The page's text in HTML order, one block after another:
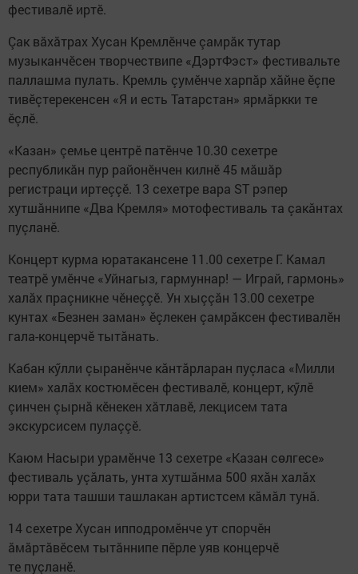
фестивалӗ иртӗ.
Çак вăхăтрах Хусан Кремлӗнче çамрăк тутар
музыканчӗсен творчествипе «ДэртФэст» фестивальте
паллашма пулать. Кремль çумĕнче харпăр хăйне ĕçпе
тивĕçтерекенсен «Я и есть Татарстан» ярмăркки те
ĕçлĕ.
«Казан» çемье центрӗ патӗнче 10.30 сехетре
республикӑн пур районӗнчен килнĕ 45 мӑшӑр
регистраци иртеççӗ. 13 сехетре вара ST рэпер
хутшӑннипе «Два Кремля» мотофестиваль та çакăнтах
пуçланĕ.
Концерт курма юратакансене 11.00 сехетре Г. Камал
театрӗ умӗнче «Уйнагыз, гармуннар! — Играй, гармонь»
халăх праçникне чĕнеççĕ. Ун хыççăн 13.00 сехетре
кунтах «Безнен заман» ӗçлекен çамрăксен фестивалӗн
гала-концерчӗ тытăнать.
Кабан кӳлли çыранӗнче кăнтăрларан пуçласа «Милли
кием» халăх костюмӗсен фестивалӗ, концерт, кӳлĕ
çинчен çырнă кĕнекен хăтлавĕ, лекцисем тата
экскурсисем пулаççĕ.
Каюм Насыри урамĕнче 13 сехетре «Казан сөлгесе»
фестиваль уçăлать, унта хутшăнма 500 яхăн халăх
юрри тата ташши ташлакан артистсем кăмăл тунă.
14 сехетре Хусан ипподромӗнче ут спорчӗн
ăмăртăвӗсем тытăннипе пӗрле уяв концерчӗ
те пуçланĕ.